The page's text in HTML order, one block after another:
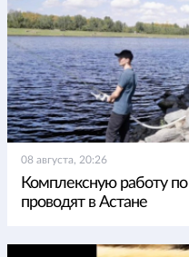
08 августа, 20:26
Комплексную работу
проводят в Астане